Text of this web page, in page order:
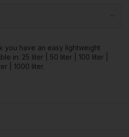
you have an easy lightweight
in: 25 liter | 50 liter | 100 liter |
| 1000 liter.